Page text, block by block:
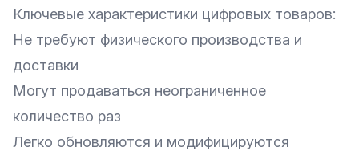
Ключевые характеристики цифровых товаров:
Не требуют физического производства и
доставки
Могут продаваться неограниченное
количество раз
Легко обновляются и модифицируются